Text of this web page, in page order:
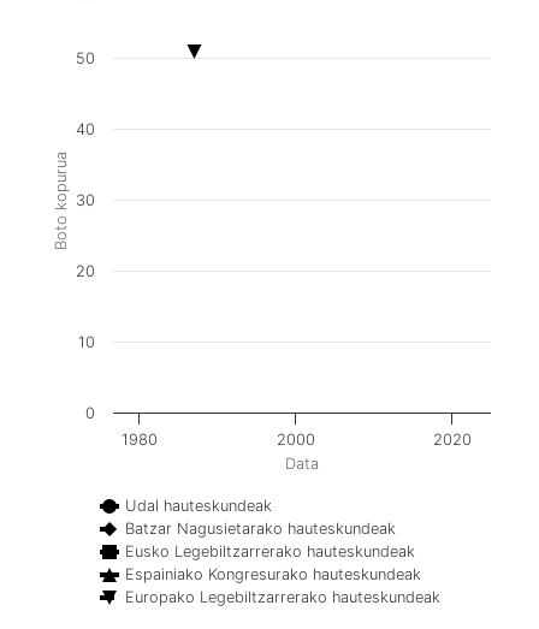
Data
Boto kopurua
Udal hauteskundeak
Batzar Nagusietarako hauteskundeak
Eusko Legebiltzarrerako hauteskundeak
Espainiako Kongresurako hauteskundeak
Europako Legebiltzarrerako hauteskundeak
1980 2000 2020
0
10
20
30
40
50